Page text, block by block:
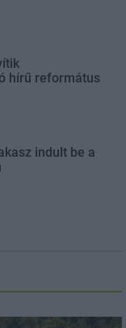
hírű református
indult be a